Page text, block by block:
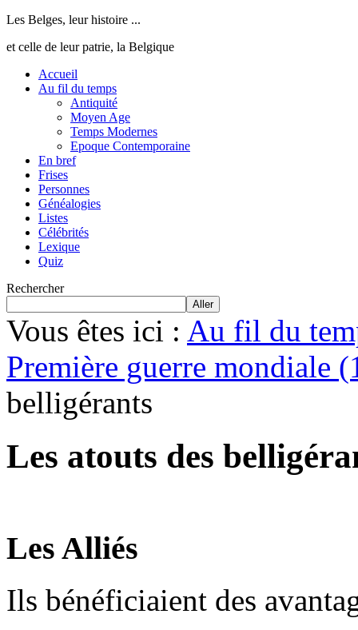
Les Belges, leur histoire ...
et celle de leur patrie, la Belgique
Accueil
Au fil du temps
Antiquité
Moyen Age
Temps Modernes
Epoque Contemporaine
En bref
Frises
Personnes
Généalogies
Listes
Célébrités
Lexique
Quiz
Rechercher
Aller
Vous êtes ici : Au fil du
Première guerre mondiale
belligérants
Les atouts des
Les Alliés
Ils bénéficiaient des